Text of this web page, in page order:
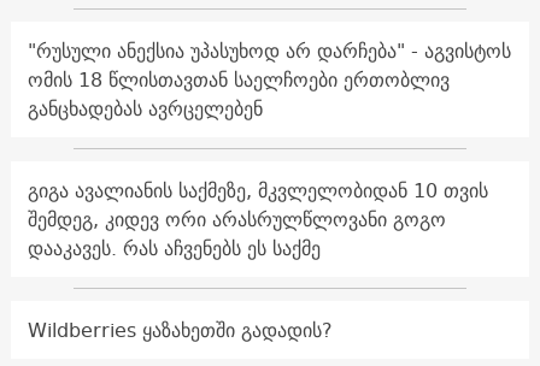
"რუსული ანექსია უპასუხოდ არ დარჩება" - აგვისტოს
ომის 18 წლისთავთან საელჩოები ერთობლივ
განცხადებას ავრცელებენ
გიგა ავალიანის საქმეზე, მკვლელობიდან 10 თვის
შემდეგ, კიდევ ორი არასრულწლოვანი გოგო
დააკავეს. რას აჩვენებს ეს საქმე
Wildberries ყაზახეთში გადადის?